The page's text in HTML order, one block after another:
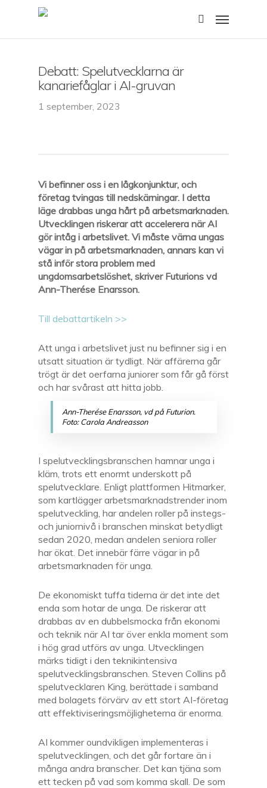
search
Menu
Debatt: Spelutvecklarna är
kanariefåglar i AI-gruvan
1 september, 2023
Vi befinner oss i en lågkonjunktur, och
företag tvingas till nedskärningar. I detta
läge drabbas unga hårt på arbetsmarknaden.
Utvecklingen riskerar att accelerera när AI
gör intåg i arbetslivet. Vi måste värna ungas
vägar in på arbetsmarknaden, annars kan vi
stå inför stora problem med
ungdomsarbetslöshet, skriver Futurions vd
Ann-Therése Enarsson.
Till debattartikeln >>
Att unga i arbetslivet just nu befinner sig i en
utsatt situation är tydligt. När affärerna går
trögt är det oerfarna juniorer som får gå först
och har svårast att hitta jobb.
Ann-Therése Enarsson, vd på Futurion.
Foto: Carola Andreasson
I spelutvecklingsbranschen hamnar unga i
kläm, trots ett enormt underskott på
spelutvecklare. Enligt plattformen Hitmarker,
som kartlägger arbetsmarknadstrender inom
spelutveckling, har andelen roller på instegs-
och juniornivå i branschen minskat betydligt
sedan 2020, medan andelen seniora roller
har ökat. Det innebär färre vägar in på
arbetsmarknaden för unga.
De ekonomiskt tuffa tiderna är det inte det
enda som hotar de unga. De riskerar att
drabbas av en dubbelsmocka från ekonomi
och teknik när AI tar över enkla moment som
i hög grad utförs av unga. Utvecklingen
märks tidigt i den teknikintensiva
spelutvecklingsbranschen. Steven Collins på
spelutvecklaren King, berättade i samband
med bolagets förvärv av ett stort AI-företag
att effektiviseringsmöjligheterna är enorma.
AI kommer oundvikligen implementeras i
spelutvecklingen, och det går fortare än i
många andra branscher. Det kan tjäna som
ett tecken på vad som komma skall. De som